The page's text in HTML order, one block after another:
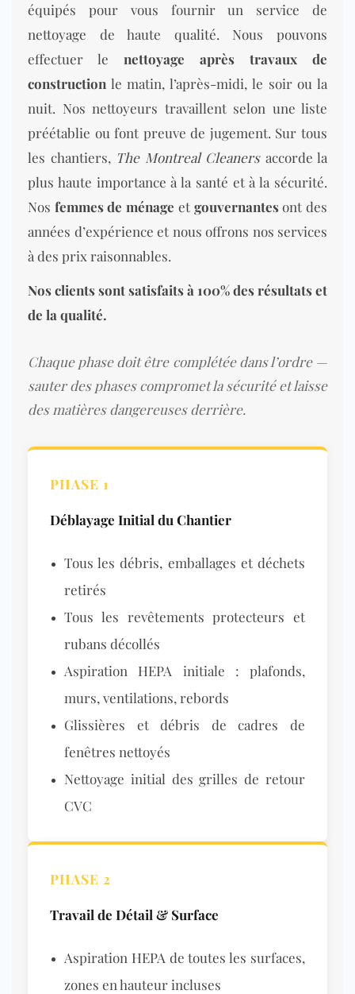
équipés pour vous fournir un service de
nettoyage de haute qualité. Nous pouvons
effectuer le nettoyage après travaux de
construction le matin, l’après-midi, le soir ou la
nuit. Nos nettoyeurs travaillent selon une liste
préétablie ou font preuve de jugement. Sur tous
les chantiers, The Montreal Cleanersaccorde la
plus haute importance à la santé et à la sécurité.
Nos femmes de ménage et gouvernantesont des
années d’expérience et nous offrons nos services
à des prix raisonnables.
Nos clients sont satisfaits à 100% des résultats et
de la qualité.
Chaque phase doit être complétée dans l’ordre —
sauter des phases compromet la sécurité et laisse
des matières dangereuses derrière.
PHASE 1
Déblayage Initial du Chantier
Tous les débris, emballages et déchets
retirés
Tous les revêtements protecteurs et
rubans décollés
Aspiration HEPA initiale : plafonds,
murs, ventilations, rebords
Glissières et débris de cadres de
fenêtres nettoyés
Nettoyage initial des grilles de retour
CVC
PHASE 2
Travail de Détail & Surface
Aspiration HEPA de toutes les surfaces,
zones en hauteur incluses